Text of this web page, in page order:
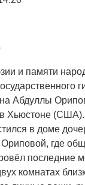
и памяти
Абдуллы
Хьюстоне (США).
в доме
где
последние
комнатах